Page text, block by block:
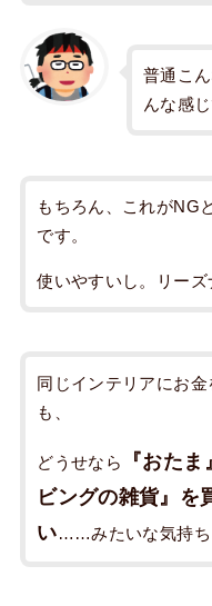
普通こ
んな感じ
もちろん、これがNG
です。
使いやすいし。リーズ
同じインテリアにお
も、
どうせなら
『おた
ビングの雑貨』を
い……みたいな気持ち